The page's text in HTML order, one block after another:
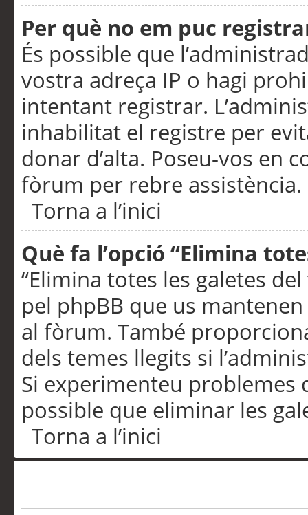
Per què no em puc
És possible que
vostra adreça IP o hagi
intentant registrar.
inhabilitat el registre per
donar d’alta. Poseu-vos en
fòrum per rebre assistència.
Torna a l’inici
Què fa l’opció “Elimina
“Elimina totes les galetes
pel phpBB que us
al fòrum. També
dels temes llegits si
Si experimenteu problemes
possible que eliminar les
Torna a l’inici